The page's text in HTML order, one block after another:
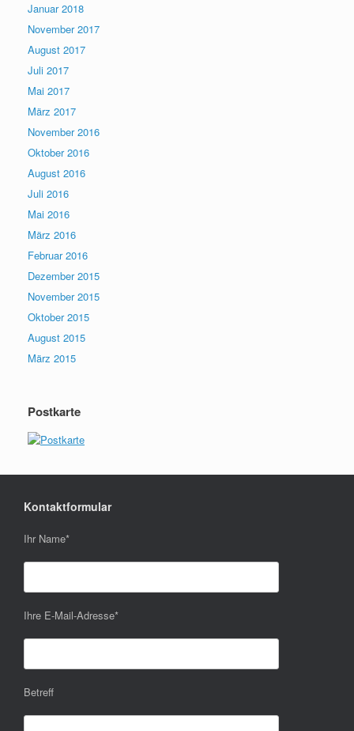
Januar 2018
November 2017
August 2017
Juli 2017
Mai 2017
März 2017
November 2016
Oktober 2016
August 2016
Juli 2016
Mai 2016
März 2016
Februar 2016
Dezember 2015
November 2015
Oktober 2015
August 2015
März 2015
Postkarte
Kontaktformular
Ihr Name*
Ihre E-Mail-Adresse*
Betreff